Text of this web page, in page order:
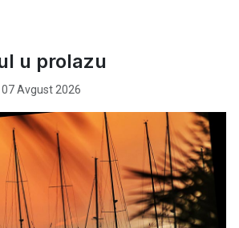
u prolazu
07 Avgust 2026